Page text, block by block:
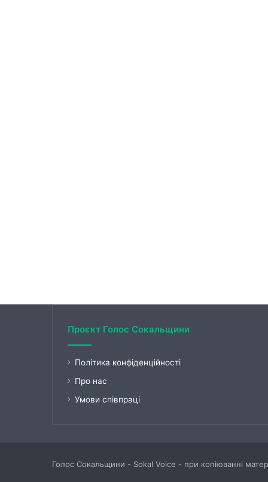
Проєкт Голос Сокальщини
Політика конфіденційності
Про нас
Умови співпраці
Голос Сокальщини - Sokal Voice - при копіюванні